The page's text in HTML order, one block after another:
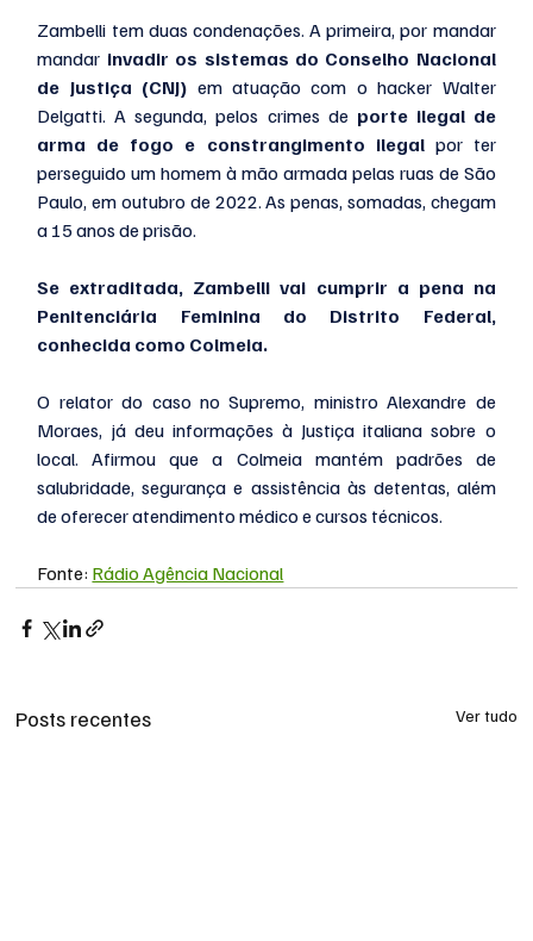
Zambelli tem duas condenações. A primeira, por mandar
mandar invadir os sistemas do Conselho Nacional
de Justiça (CNJ) em atuação com o hacker Walter
Delgatti. A segunda, pelos crimes de porte ilegal de
arma de fogo e constrangimento ilegal por ter
perseguido um homem à mão armada pelas ruas de São
Paulo, em outubro de 2022. As penas, somadas, chegam
a 15 anos de prisão.
Se extraditada, Zambelli vai cumprir a pena na
Penitenciária Feminina do Distrito Federal,
conhecida como Colmeia.
O relator do caso no Supremo, ministro Alexandre de
Moraes, já deu informações à Justiça italiana sobre o
local. Afirmou que a Colmeia mantém padrões de
salubridade, segurança e assistência às detentas, além
de oferecer atendimento médico e cursos técnicos.
Fonte: Rádio Agência Nacional
Posts recentes Ver tudo